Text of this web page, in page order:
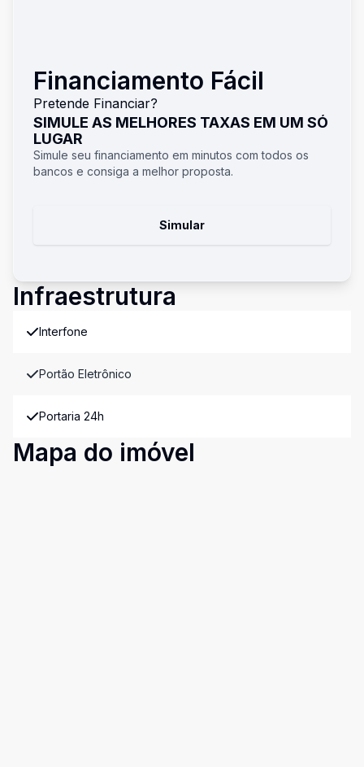
Financiamento Fácil
Pretende Financiar?
SIMULE AS MELHORES TAXAS EM UM SÓ
LUGAR
Simule seu financiamento em minutos com todos os
bancos e consiga a melhor proposta.
Simular
Infraestrutura
Interfone
Portão Eletrônico
Portaria 24h
Mapa do imóvel